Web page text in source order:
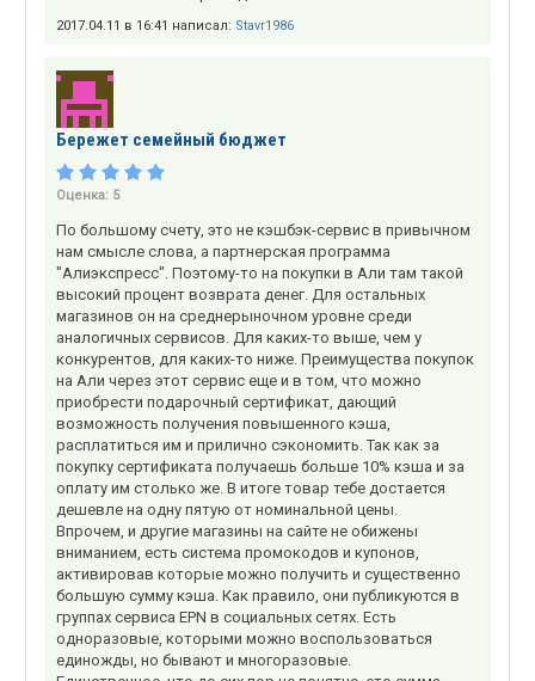
2017.04.11 в 16:41 написал: Stavr1986
Бережет семейный бюджет
Оценка: 5
По большому счету, это не кэшбэк-сервис в привычном
нам смысле слова, а партнерская программа
"Алиэкспресс". Поэтому-то на покупки в Али там такой
высокий процент возврата денег. Для остальных
магазинов он на среднерыночном уровне среди
аналогичных сервисов. Для каких-то выше, чем у
конкурентов, для каких-то ниже. Преимущества покупок
на Али через этот сервис еще и в том, что можно
приобрести подарочный сертификат, дающий
возможность получения повышенного кэша,
расплатиться им и прилично сэкономить. Так как за
покупку сертификата получаешь больше 10% кэша и за
оплату им столько же. В итоге товар тебе достается
дешевле на одну пятую от номинальной цены.
Впрочем, и другие магазины на сайте не обижены
вниманием, есть система промокодов и купонов,
активировав которые можно получить и существенно
большую сумму кэша. Как правило, они публикуются в
группах сервиса EPN в социальных сетях. Есть
одноразовые, которыми можно воспользоваться
единожды, но бывают и многоразовые.